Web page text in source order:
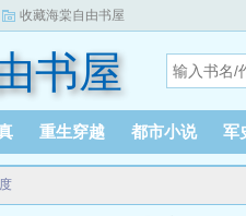
收藏海棠自由书屋
书屋
重生穿越 都市小说 军